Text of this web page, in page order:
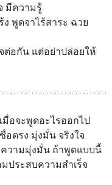
มีความรู้
พูดจาไร้สาระ ฉวย
ต่อกัน แต่อย่าปล่อยให้
อจะพูดอะไรออกไป
ตรง มุ่งมั่น จริงใจ
วามมุ่งมั่น ถ้าพูดแบบนี้
ประสบความสำเร็จ